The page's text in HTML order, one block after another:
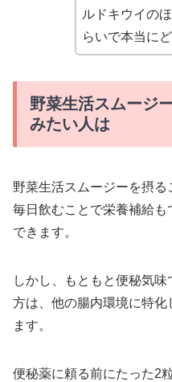
ルドキウイの
らいで本当に
野菜生活スムージ
みたい人は
野菜生活スムージーを摂る
毎日飲むことで栄養補給も
できます。
しかし、もともと便秘気
方は、他の腸内環境に特
ます。
便秘薬に頼る前にたった2